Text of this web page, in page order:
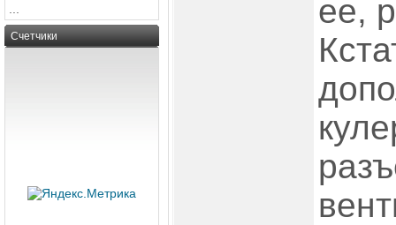
Счетчики
ее,